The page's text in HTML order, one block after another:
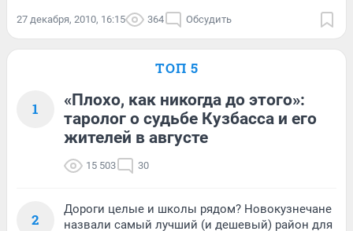
27 декабря, 2010, 16:15 364 Обсудить
ТОП 5
1
«Плохо, как никогда до этого»:
таролог о судьбе Кузбасса и его
жителей в августе
15 503 30
2
Дороги целые и школы рядом? Новокузнечане
назвали самый лучший (и дешевый) район для